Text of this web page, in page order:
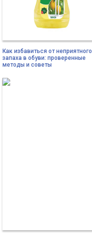
Как избавиться от неприятного
запаха в обуви: проверенные
методы и советы